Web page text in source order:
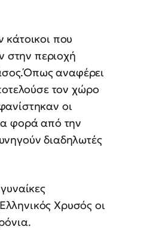
κάτοικοι που
στην περιοχή
αναφέρει
τον χώρο
οι
φορά από την
διαδηλωτές
Χρυσός οι